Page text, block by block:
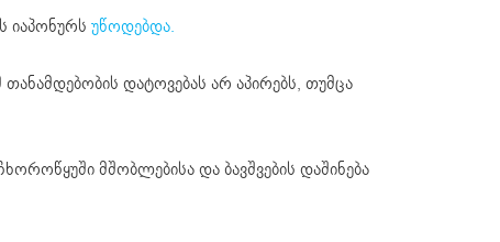
იაპონურს უწოდებდა.
დატოვებას არ აპირებს, თუმცა
მშობლებისა და ბავშვების დაშინება